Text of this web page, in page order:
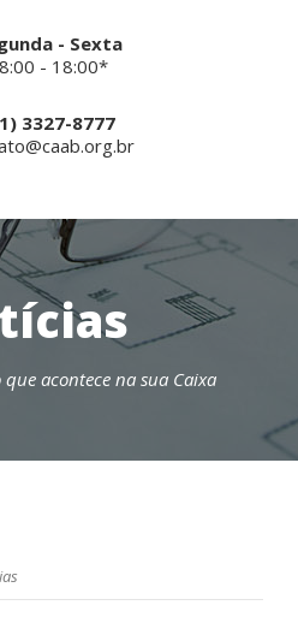
- Sexta
- 18:00*
3327-8777
acontece na sua Caixa